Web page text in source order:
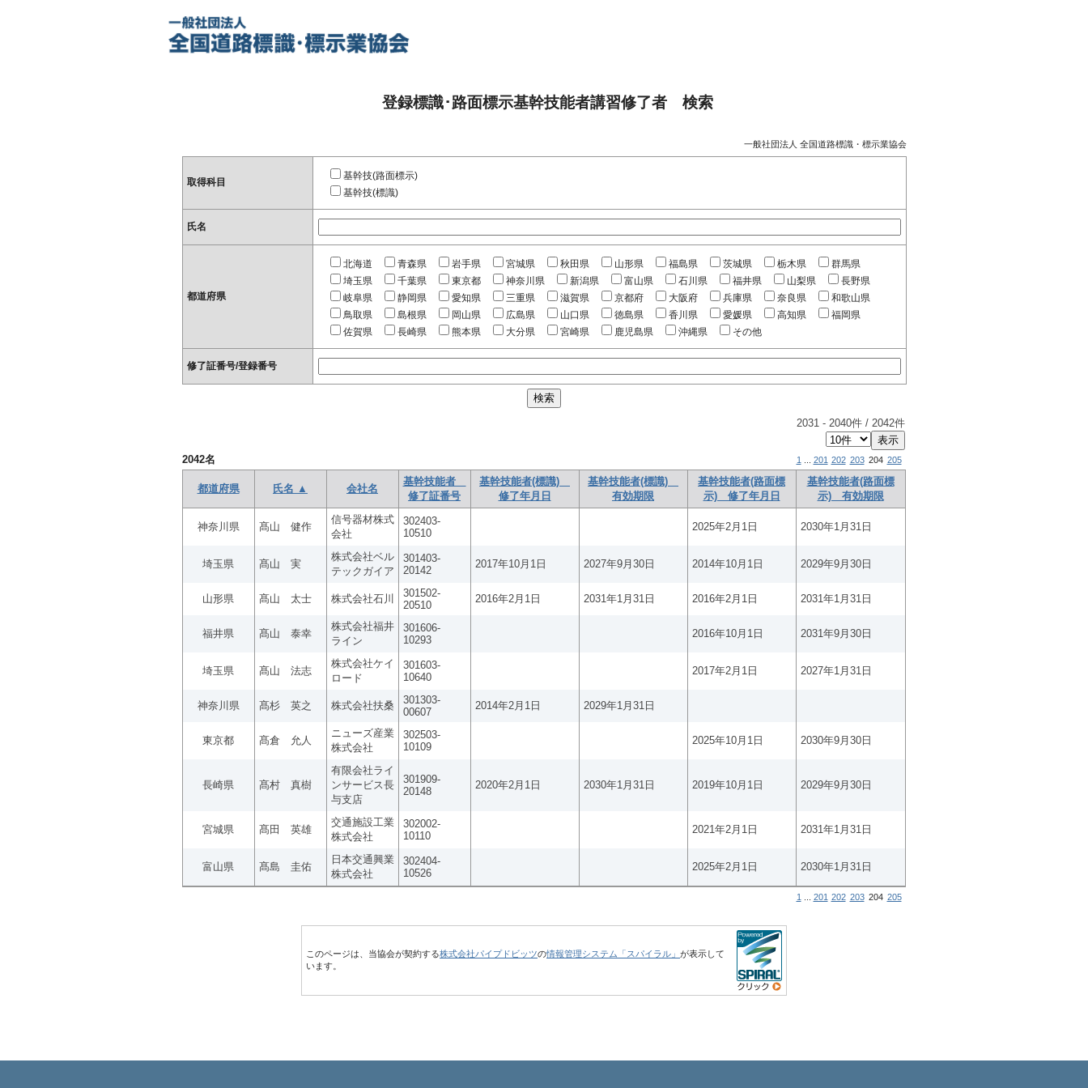
登録標識･路面標示基幹技能者講習修了者 検索
一般社団法人 全国道路標識・標示業協会
取得科目
基幹技(路面標示)
基幹技(標識)
氏名
都道府県
北海道 青森県 岩手県 宮城県 秋田県 山形県 福島県 茨城県 栃木県
群馬県
埼玉県
千葉県 東京都 神奈川県 新潟県 富山県 石川県 福井県 山梨県
長野県
岐阜県
静岡県 愛知県 三重県 滋賀県 京都府 大阪府 兵庫県 奈良県
和歌山県
鳥取県
島根県 岡山県 広島県 山口県 徳島県 香川県 愛媛県 高知県
福岡県
佐賀県
長崎県 熊本県 大分県 宮崎県 鹿児島県 沖縄県 その他
修了証番号/登録番号
2031- 2040件 / 2042件
2042名 1 201 202 203 204 205
都道府県 氏名 ▲ 会社名
基幹技能者
修了証番号
基幹技能者(標識)
修了年月日
基幹技能者(標識)
有効期限
基幹技能者(路面標
示) 修了年月日
基幹技能者(路面標
示) 有効期限
神奈川県 髙山 健作
信号器材株式
会社
302403-
10510
2025年2月1日 2030年1月31日
埼玉県 髙山 実
株式会社ベル
テックガイア
301403-
20142
2017年10月1日 2027年9月30日 2014年10月1日 2029年9月30日
山形県 髙山 太士 株式会社石川
301502-
20510
2016年2月1日 2031年1月31日 2016年2月1日 2031年1月31日
福井県 髙山 泰幸
株式会社福井
ライン
301606-
10293
2016年10月1日 2031年9月30日
埼玉県 髙山 法志
株式会社ケイ
ロード
301603-
10640
2017年2月1日 2027年1月31日
神奈川県 髙杉 英之 株式会社扶桑
301303-
00607
2014年2月1日 2029年1月31日
東京都 髙倉 允人
ニューズ産業
株式会社
302503-
10109
2025年10月1日 2030年9月30日
長崎県 髙村 真樹
有限会社ライ
ンサービス長
与支店
301909-
20148
2020年2月1日 2030年1月31日 2019年10月1日 2029年9月30日
宮城県 髙田 英雄
交通施設工業
株式会社
302002-
10110
2021年2月1日 2031年1月31日
富山県 髙島 圭佑
日本交通興業
株式会社
302404-
10526
2025年2月1日 2030年1月31日
1 201 202 203 204 205
このページは、当協会が契約する株式会社パイプドビッツの情報管理システム「スパイラル」 が表示して
います。